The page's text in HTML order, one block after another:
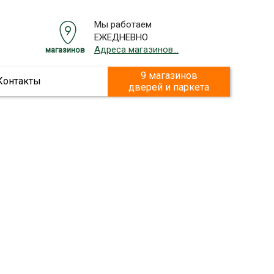
Мы работаем
ЕЖЕДНЕВНО
Адреса магазинов...
магазинов
9 магазинов
дверей и паркета